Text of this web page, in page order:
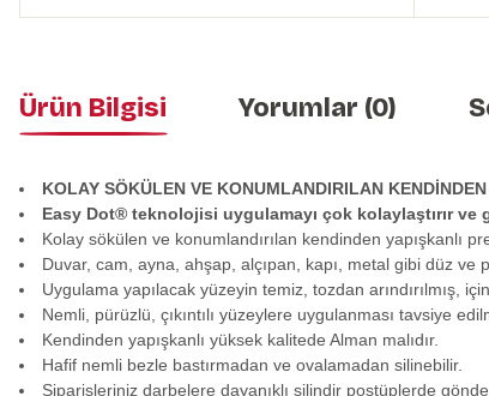
Ürün Bilgisi Yorumlar (0)
KOLAY SÖKÜLEN VE KONUMLANDIRILAN
Easy Dot® teknolojisi uygulamayı çok kolaylaştırır
Kolay sökülen ve konumlandırılan kendinden yapışkanlı
Duvar, cam, ayna, ahşap, alçıpan, kapı, metal gibi düz ve
Uygulama yapılacak yüzeyin temiz, tozdan arındırılmış,
Nemli, pürüzlü, çıkıntılı yüzeylere uygulanması tavsiye
Kendinden yapışkanlı yüksek kalitede Alman malıdır.
Hafif nemli bezle bastırmadan ve ovalamadan silinebilir.
Siparişleriniz darbelere dayanıklı silindir postüplerde